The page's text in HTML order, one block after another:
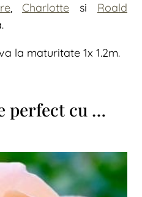
, Charlotte si Roald
la maturitate 1x 1.2m.
perfect cu …